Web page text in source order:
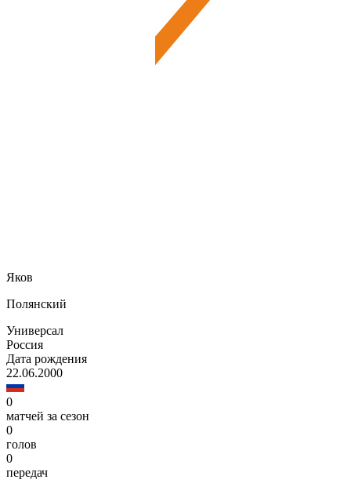
Яков
Полянский
Универсал
Россия
Дата рождения
22.06.2000
0
матчей за сезон
0
голов
0
передач